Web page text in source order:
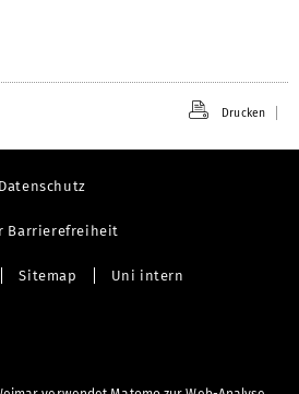
Drucken
Datenschutz
Barrierefreiheit
Sitemap Uni intern